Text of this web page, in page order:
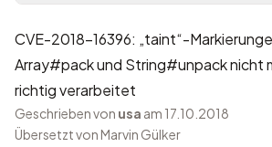
CVE-2018-16396: „taint“-
Array#pack und String#unpack nicht
richtig verarbeitet
Geschrieben von usa am 17.10.2018
Übersetzt von Marvin Gülker